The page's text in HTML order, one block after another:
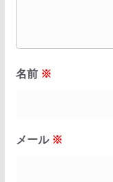
名前 ※
メール ※